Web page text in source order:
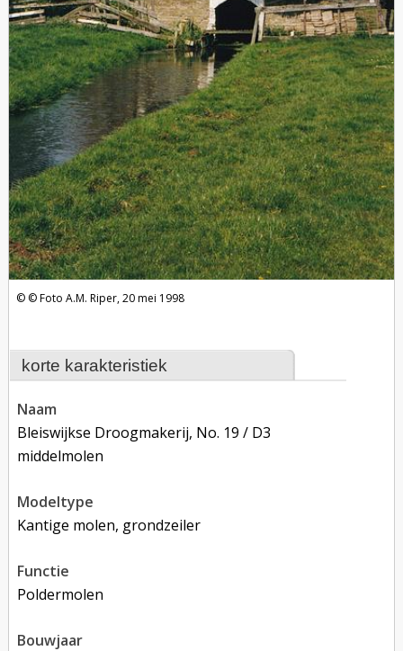
korte karakteristiek
naam
Bleiswijkse Droogmakerij, No. 19 / D3
middelmolen
modeltype
Kantige molen, grondzeiler
functie
poldermolen
bouwjaar
Foto A.M. Riper, 20 mei 1998